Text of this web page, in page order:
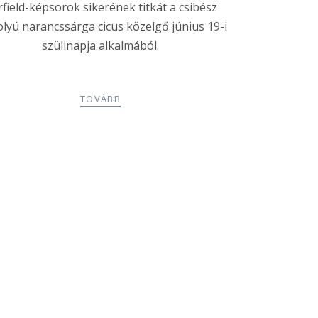
képsorok sikerének titkát a csibész
narancssárga cicus közelgő június 19-i
szülinapja alkalmából.
TOVÁBB